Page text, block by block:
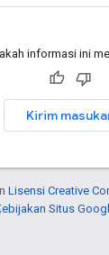
informasi ini
Kirim
Lisensi Creative
Situs